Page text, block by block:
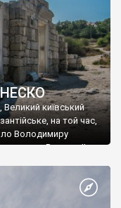
Великий київський
на той час,
Володимиру
Василю ІІ, та
християнином.
Таврійського